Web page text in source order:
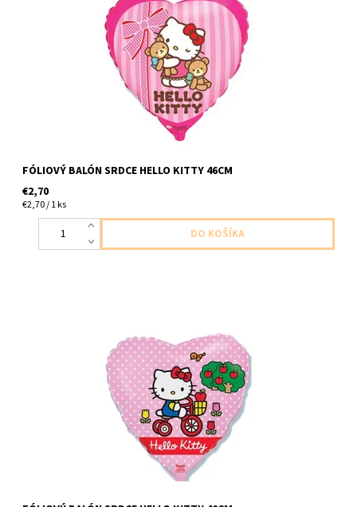
foliovy balon v tvare srdcy a hallo kitty 1ks v baleni velkost 46cm
dodavame nenafukany
FÓLIOVÝ BALÓN SRDCE HELLO KITTY 46CM
€2,70
€2,70 / 1 ks
foliovy balon v tvare srdca hello kitty 1ks v baleni velkost 46cm
dodavame nenafukanyfle